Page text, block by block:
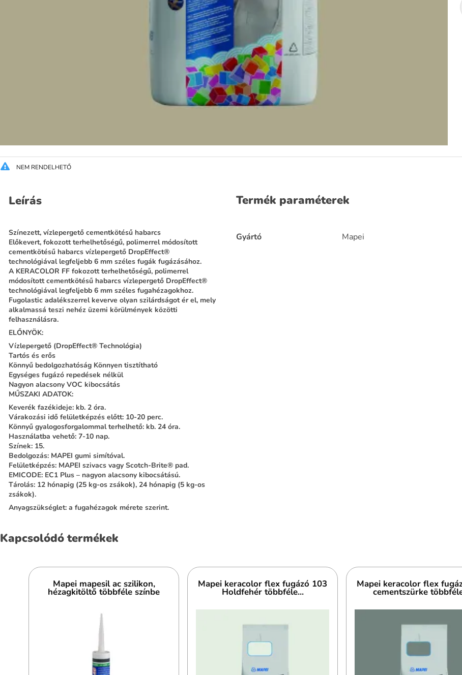
NEM RENDELHETŐ
Leírás
Színezett, vízlepergető cementkötésű habarcs
Előkevert, fokozott terhelhetőségű, polimerrel módosított
cementkötésű habarcs vízlepergető DropEffect®
technológiával legfeljebb 6 mm széles fugák fugázásához.
A KERACOLOR FF fokozott terhelhetőségű, polimerrel
módosított cementkötésű habarcs vízlepergető DropEffect®
technológiával legfeljebb 6 mm széles fugahézagokhoz.
Fugolastic adalékszerrel keverve olyan szilárdságot ér el, mely
alkalmassá teszi nehéz üzemi körülmények közötti
felhasználásra.
ELŐNYÖK:
Vízlepergető (DropEffect® Technológia)
Tartós és erős
Könnyű bedolgozhatóság Könnyen tisztítható
Egységes fugázó repedések nélkül
Nagyon alacsony VOC kibocsátás
MŰSZAKI ADATOK:
Keverék fazékideje: kb. 2 óra.
Várakozási idő felületképzés előtt: 10-20 perc.
Könnyű gyalogosforgalommal terhelhető: kb. 24 óra.
Használatba vehető: 7-10 nap.
Színek: 15.
Bedolgozás: MAPEI gumi simítóval.
Felületképzés: MAPEI szivacs vagy Scotch-Brite® pad.
EMICODE: EC1 Plus – nagyon alacsony kibocsátású.
Tárolás: 12 hónapig (25 kg-os zsákok), 24 hónapig (5 kg-os
zsákok).
Anyagszükséglet: a fugahézagok mérete szerint.
Termék paraméterek
Gyártó Mapei
Kapcsolódó termékek
Mapei mapesil ac szilikon,
hézagkitöltő többféle színbe
Mapei keracolor flex fugázó 103
Holdfehér többféle...
Mapei keracolor flex
cementszürke